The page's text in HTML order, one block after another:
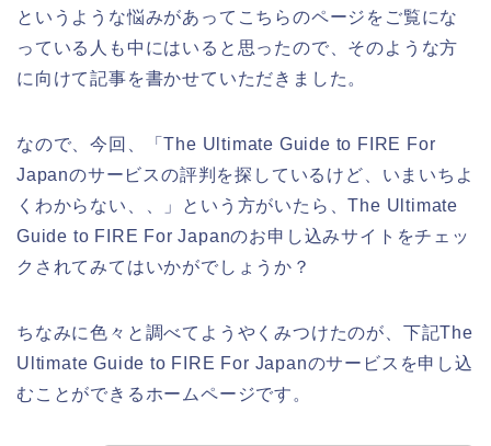
というような悩みがあってこちらのページをご覧にな
っている人も中にはいると思ったので、そのような方
に向けて記事を書かせていただきました。
なので、今回、「The Ultimate Guide to FIRE For
Japanのサービスの評判を探しているけど、いまいちよ
くわからない、、」という方がいたら、The Ultimate
Guide to FIRE For Japanのお申し込みサイトをチェッ
クされてみてはいかがでしょうか？
ちなみに色々と調べてようやくみつけたのが、下記The
Ultimate Guide to FIRE For Japanのサービスを申し込
むことができるホームページです。